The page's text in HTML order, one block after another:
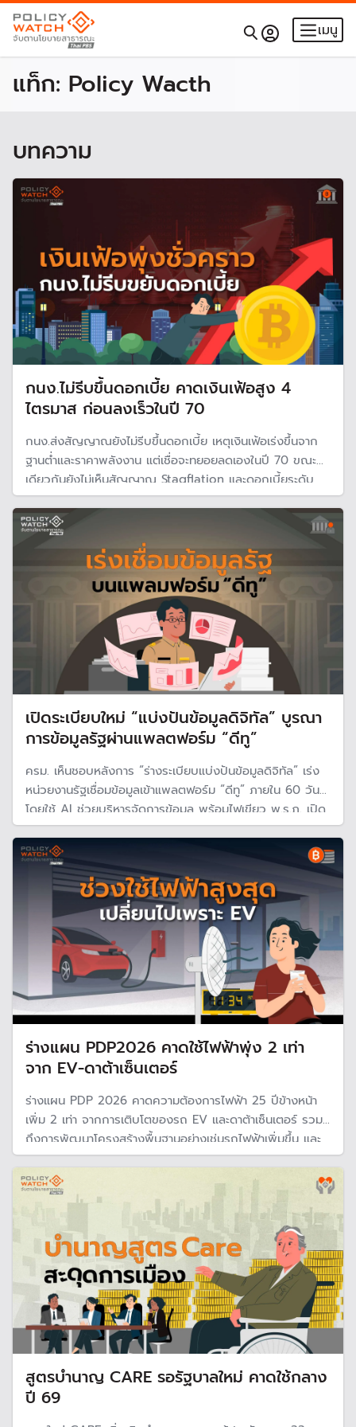
เมนู
แท็ก: Policy Wacth
บทความ
กนง.ไม่รีบขึ้นดอกเบี้ย คาดเงินเฟ้อสูง 4
ไตรมาส ก่อนลงเร็วในปี 70
กนง.ส่งสัญญาณยังไม่รีบขึ้นดอกเบี้ย เหตุเงินเฟ้อเร่งขึ้นจาก
ฐานต่ำและราคาพลังงาน แต่เชื่อจะทยอยลดเองในปี 70 ขณะ
เดียวกันยังไม่เห็นสัญญาณ Stagflation และดอกเบี้ยระดับ
1% ยังเหมาะสมกับเศรษฐกิจไทย
เปิดระเบียบใหม่ “แบ่งปันข้อมูลดิจิทัล” บูรณา
การข้อมูลรัฐผ่านแพลตฟอร์ม “ดีทู”
ครม. เห็นชอบหลังการ “ร่างระเบียบแบ่งปันข้อมูลดิจิทัล” เร่ง
หน่วยงานรัฐเชื่อมข้อมูลเข้าแพลตฟอร์ม “ดีทู” ภายใน 60 วัน
โดยใช้ AI ช่วยบริหารจัดการข้อมูล พร้อมไฟเขียว พ.ร.ฎ. เปิด
ทางหน่วยงานรัฐแลกเปลี่ยนข้อมูลส่วนบุคคลระหว่างกัน แก้
ปัญหาฐานข้อมูลแยกส่วน
ร่างแผน PDP2026 คาดใช้ไฟฟ้าพุ่ง 2 เท่า
จาก EV-ดาต้าเซ็นเตอร์
ร่างแผน PDP 2026 คาดความต้องการไฟฟ้า 25 ปีข้างหน้า
เพิ่ม 2 เท่า จากการเติบโตของรถ EV และดาต้าเซ็นเตอร์ รวม
ถึงการพัฒนาโครงสร้างพื้นฐานอย่างเช่นรถไฟฟ้าเพิ่มขึ้น และ
การพัฒนาเขตเศรษบกิจของประเทศ คาดช่วงเวลาใช้ไฟสูงสุด
เปลี่ยนไปจาก"กลางวันเป็นคืน" เพราะรถชาร์จไฟฟ้า EV
สูตรบำนาญ CARE รอรัฐบาลใหม่ คาดใช้กลาง
ปี 69